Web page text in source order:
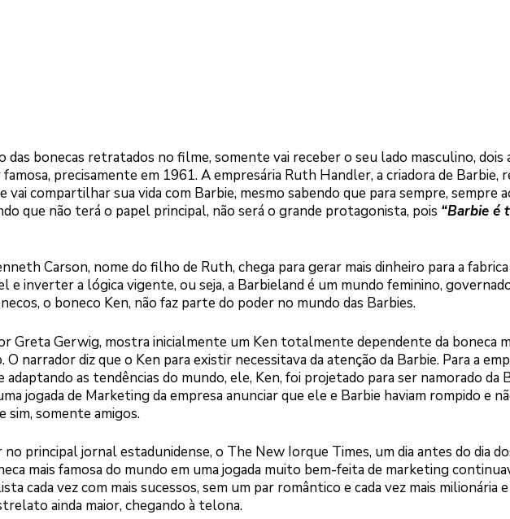
das bonecas retratados no filme, somente vai receber o seu lado masculino, dois
famosa, precisamente em 1961. A empresária Ruth Handler, a criadora de Barbie,
vai compartilhar sua vida com Barbie, mesmo sabendo que para sempre, sempre
que não terá o papel principal, não será o grande protagonista, pois “Barbie é
Carson, nome do filho de Ruth, chega para gerar mais dinheiro para a fabrica
e inverter a lógica vigente, ou seja, a Barbieland é um mundo feminino,
o boneco Ken, não faz parte do poder no mundo das Barbies.
Greta Gerwig, mostra inicialmente um Ken totalmente dependente da boneca
O narrador diz que o Ken para existir necessitava da atenção da Barbie. Para a
as tendências do mundo, ele, Ken, foi projetado para ser namorado da
jogada de Marketing da empresa anunciar que ele e Barbie haviam rompido e
sim, somente amigos.
principal jornal estadunidense, o The New Iorque Times, um dia antes do dia
mais famosa do mundo em uma jogada muito bem-feita de marketing
cada vez com mais sucessos, sem um par romântico e cada vez mais milionária
ainda maior, chegando à telona.